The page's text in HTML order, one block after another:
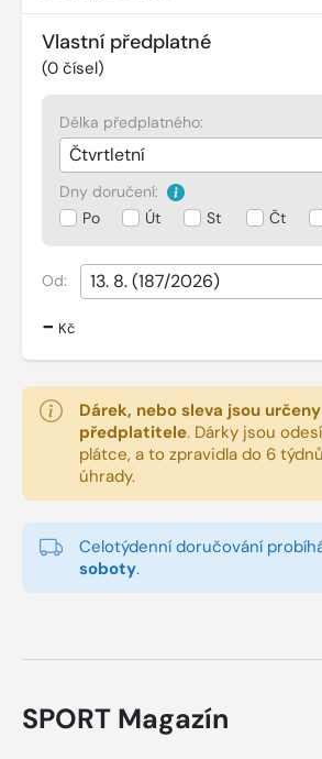
Vlastní předplatné
(0 čísel)
Délka předplatného:
Dny doručení:
Po
Út St Čt
Od:
- Kč
Dárek, nebo sleva jsou
předplatitele. Dárky jsou
plátce, a to zpravidla do 6
úhrady.
Celotýdenní doručování
soboty.
SPORT Magazín